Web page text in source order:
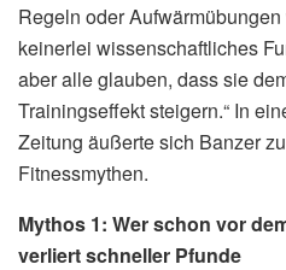
Regeln oder
keinerlei wissenschaftliches
aber alle glauben, dass sie
Trainingseffekt steigern.“ In
Zeitung äußerte sich Banzer
Fitnessmythen.
Mythos 1: Wer schon vor
verliert schneller Pfunde